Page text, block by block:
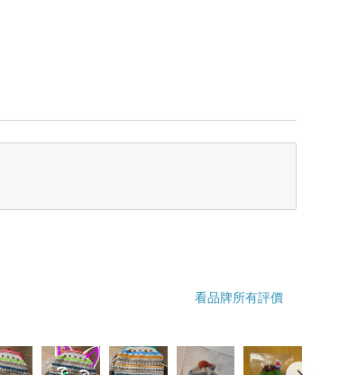
看品牌所有評價